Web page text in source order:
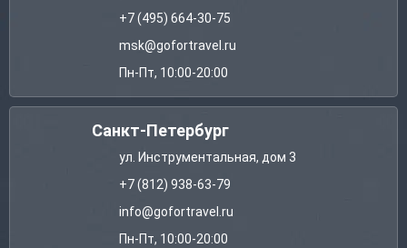
+7 (495) 664-30-75
msk@gofortravel.ru
Пн-Пт, 10:00-20:00
Санкт-Петербург
ул. Инструментальная, дом 3
+7 (812) 938-63-79
info@gofortravel.ru
Пн-Пт, 10:00-20:00